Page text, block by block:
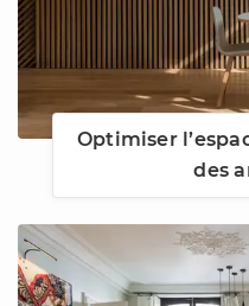
Optimiser
des